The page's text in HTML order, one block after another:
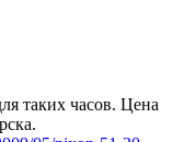
таких часов. Цена